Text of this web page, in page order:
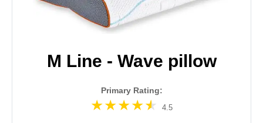
M Line - Wave pillow
Primary Rating:
4.5